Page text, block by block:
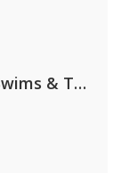
David Guetta, Teddy Swims & Tones And I